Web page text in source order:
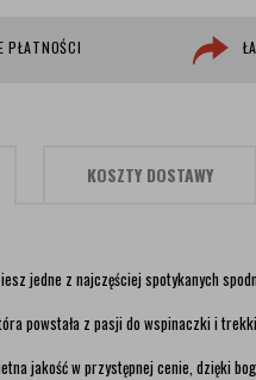
PŁATNOŚCI
KOSZTY DOSTAWY
jedne z najczęściej spotykanych
powstała z pasji do wspinaczki i
jakość w przystępnej cenie, dzięki